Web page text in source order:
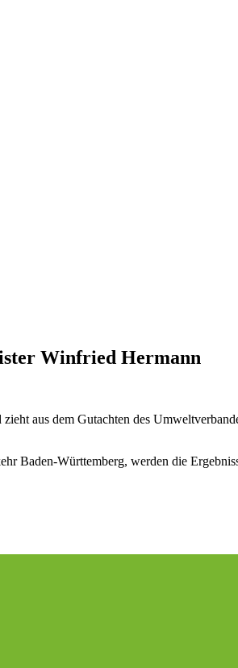
Winfried Hermann
aus dem Gutachten des
Baden-Württemberg, werden die